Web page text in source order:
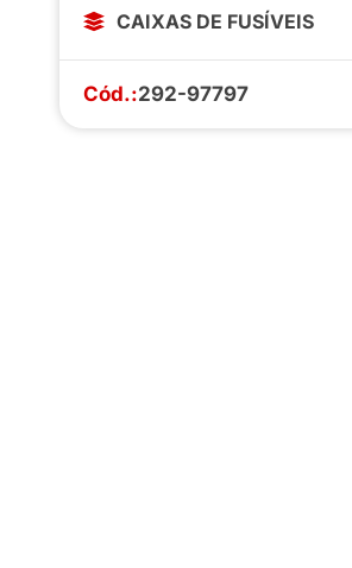
CAIXAS DE FUSÍVEIS
Cód.:292-97797